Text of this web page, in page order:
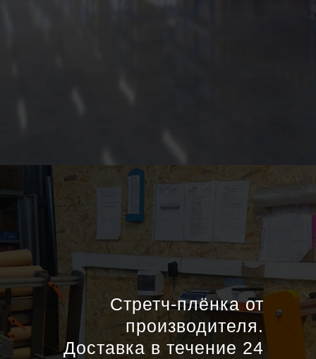
Стретч-плёнка от
производителя.
Доставка в течение 24